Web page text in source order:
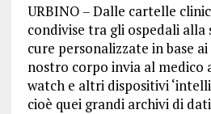
URBINO – Dalle cartelle
condivise tra gli ospedali
cure personalizzate in base
nostro corpo invia al medico
watch e altri dispositivi
cioè quei grandi archivi di